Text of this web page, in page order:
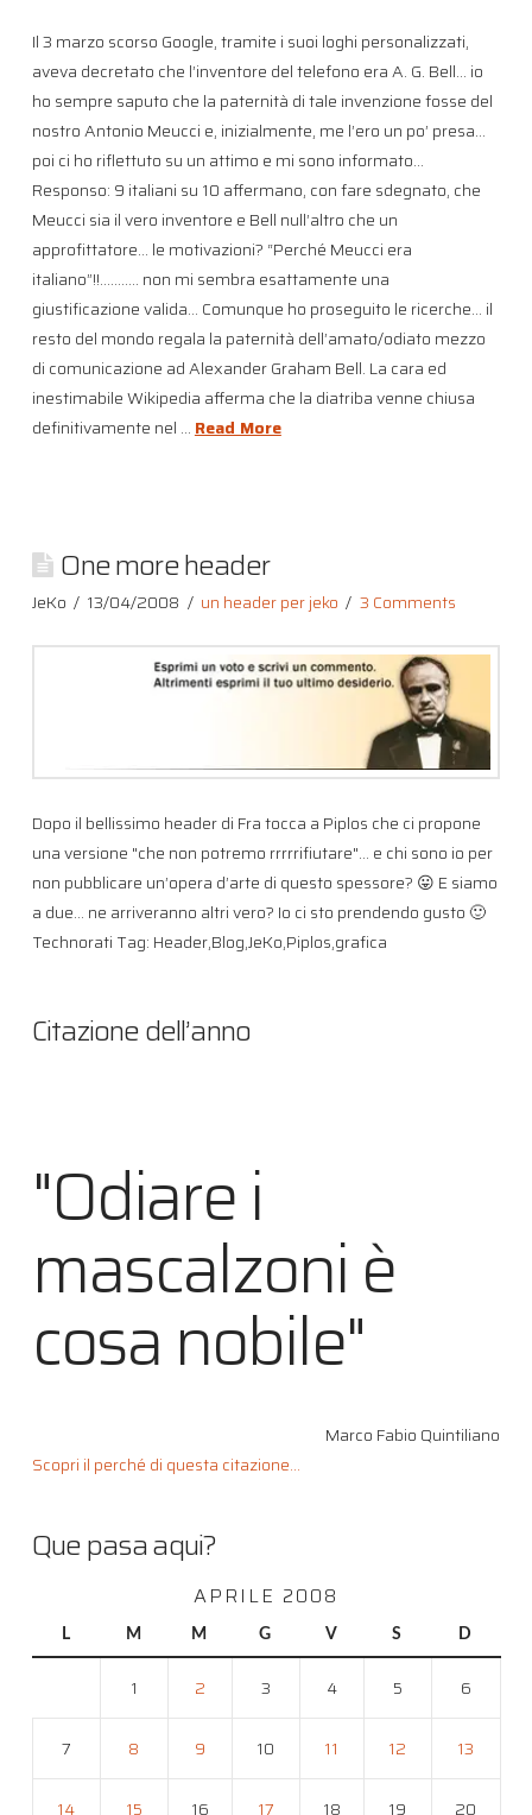
Il 3 marzo scorso Google, tramite i suoi loghi personalizzati,
aveva decretato che l’inventore del telefono era A. G. Bell… io
ho sempre saputo che la paternità di tale invenzione fosse del
nostro Antonio Meucci e, inizialmente, me l’ero un po’ presa…
poi ci ho riflettuto su un attimo e mi sono informato…
Responso: 9 italiani su 10 affermano, con fare sdegnato, che
Meucci sia il vero inventore e Bell null’altro che un
approfittatore… le motivazioni? “Perché Meucci era
italiano”!!……….. non mi sembra esattamente una
giustificazione valida… Comunque ho proseguito le ricerche… il
resto del mondo regala la paternità dell’amato/odiato mezzo
di comunicazione ad Alexander Graham Bell. La cara ed
inestimabile Wikipedia afferma che la diatriba venne chiusa
definitivamente nel … Read More
One more header
JeKo 13/04/2008 un header per jeko 3 Comments
Dopo il bellissimo header di Fra tocca a Piplos che ci propone
una versione "che non potremo rrrrrifiutare"… e chi sono io per
non pubblicare un’opera d’arte di questo spessore? 😛 E siamo
a due… ne arriveranno altri vero? Io ci sto prendendo gusto 🙂
Technorati Tag: Header,Blog,JeKo,Piplos,grafica
Citazione dell’anno
"Odiare i
mascalzoni è
cosa nobile"
Marco Fabio Quintiliano
Scopri il perché di questa citazione...
Que pasa aqui?
APRILE 2008
L M M G V S D
1 2 3 4 5 6
7 8 9 10 11 12 13
14 15 16 17 18 19 20